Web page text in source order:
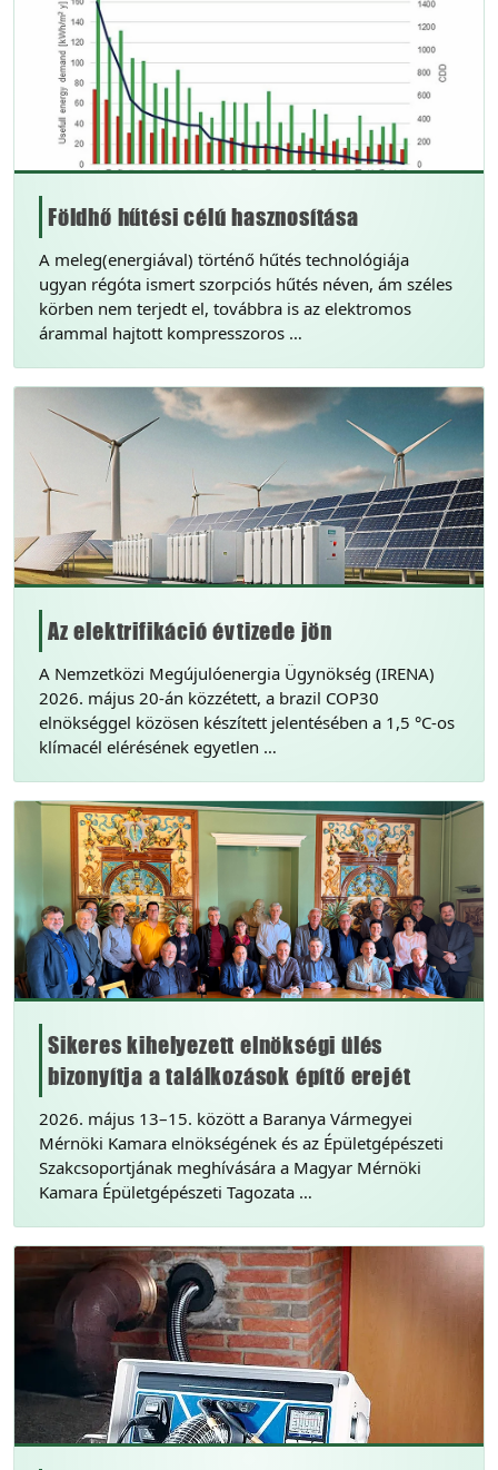
Földhő hűtési célú hasznosítása
A meleg(energiával) történő hűtés technológiája
ugyan régóta ismert szorpciós hűtés néven, ám széles
körben nem terjedt el, továbbra is az elektromos
árammal hajtott kompresszoros …
Az elektrifikáció évtizede jön
A Nemzetközi Megújulóenergia Ügynökség (IRENA)
2026. május 20-án közzétett, a brazil COP30
elnökséggel közösen készített jelentésében a 1,5 °C-os
klímacél elérésének egyetlen …
Sikeres kihelyezett elnökségi ülés
bizonyítja a találkozások építő erejét
2026. május 13–15. között a Baranya Vármegyei
Mérnöki Kamara elnökségének és az Épületgépészeti
Szakcsoportjának meghívására a Magyar Mérnöki
Kamara Épületgépészeti Tagozata …